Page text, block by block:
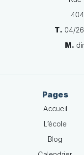
T. 04/
M.
Pages
Accueil
L’école
Blog